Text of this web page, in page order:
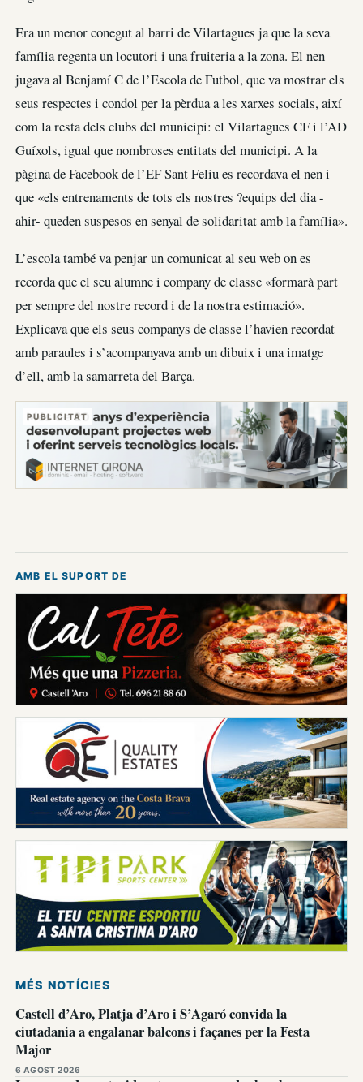
Era un menor conegut al barri de Vilartagues ja que la seva
família regenta un locutori i una fruiteria a la zona. El nen
jugava al Benjamí C de l’Escola de Futbol, que va mostrar els
seus respectes i condol per la pèrdua a les xarxes socials, així
com la resta dels clubs del municipi: el Vilartagues CF i l’AD
Guíxols, igual que nombroses entitats del municipi. A la
pàgina de Facebook de l’EF Sant Feliu es recordava el nen i
que «els entrenaments de tots els nostres ?equips del dia -
ahir- queden suspesos en senyal de solidaritat amb la família».
L’escola també va penjar un comunicat al seu web on es
recorda que el seu alumne i company de classe «formarà part
per sempre del nostre record i de la nostra estimació».
Explicava que els seus companys de classe l’havien recordat
amb paraules i s’acompanyava amb un dibuix i una imatge
d’ell, amb la samarreta del Barça.
PUBLICITAT
AMB EL SUPORT DE
MÉS NOTÍCIES
Castell d’Aro, Platja d’Aro i S’Agaró convida la
ciutadania a engalanar balcons i façanes per la Festa
Major
6 AGOST 2026